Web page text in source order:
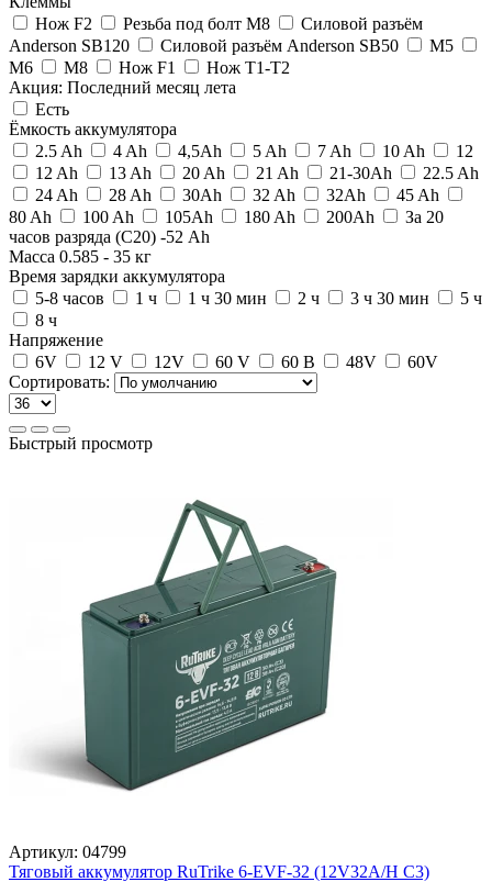
Нож F2
Резьба под болт M8
Силовой разъём
Anderson SB120
Силовой разъём Anderson SB50
M5
M6
M8 Нож F1
Нож Т1-Т2
Акция: Последний месяц лета
Есть
Ёмкость аккумулятора
2.5 Ah
4 Ah 4,5Ah 5 Ah 7 Ah 10 Ah
12
12 Ah
13 Ah 20 Ah 21 Ah 21-30Ah
22.5 Ah
24 Ah
28 Ah 30Ah 32 Ah 32Ah
45 Ah
80 Ah
100 Ah 105Ah 180 Ah 200Ah
За 20
часов разряда (С20) -52 Ah
Масса 0.585 - 35 кг
Время зарядки аккумулятора
5-8 часов
1 ч 1 ч 30 мин 2 ч 3 ч 30 мин
5 ч
8 ч
Напряжение
6V
12 V 12V 60 V 60 В 48V
60V
Сортировать:
Быстрый просмотр
Артикул: 04799
Тяговый аккумулятор RuTrike 6-EVF-32 (12V32A/H C3)